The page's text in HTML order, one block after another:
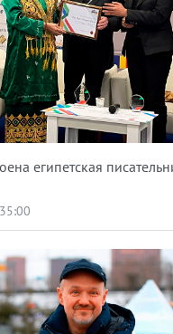
египетская